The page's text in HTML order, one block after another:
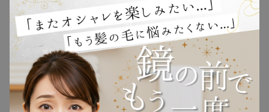
②レディスアデランス福井